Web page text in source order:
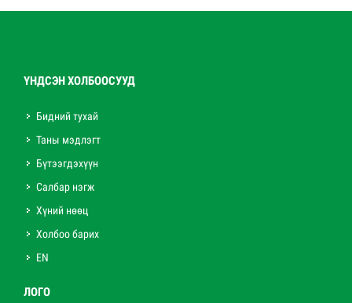
ҮНДСЭН ХОЛБООСУУД
Бидний тухай
Таны мэдлэгт
Бүтээгдэхүүн
Салбар нэгж
Хүний нөөц
Холбоо барих
EN
ЛОГО